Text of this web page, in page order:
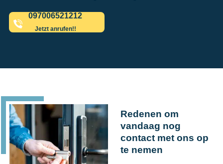
097006521212
Jetzt anrufen!!
Redenen om
vandaag nog
contact met ons op
te nemen